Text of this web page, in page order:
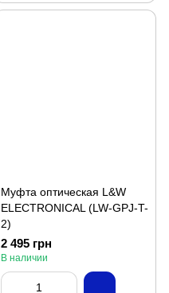
Муфта оптическая L&W
ELECTRONICAL (LW-GPJ-T-
2)
2 495 грн
В наличии